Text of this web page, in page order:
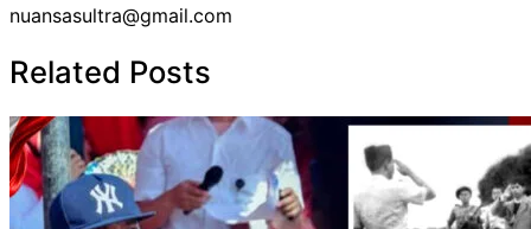
nuansasultra@gmail.com
Related Posts